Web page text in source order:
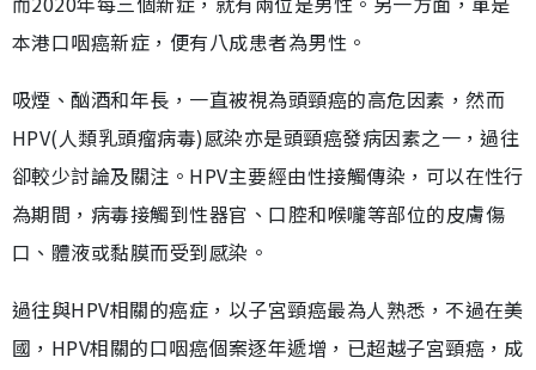
本港口咽癌新症，便有八成患者為男性。
吸煙、酗酒和年長，一直被視為頭頸癌的高危因素，然而
HPV(人類乳頭瘤病毒)感染亦是頭頸癌發病因素之一，過往
卻較少討論及關注。HPV主要經由性接觸傳染，可以在性行
為期間，病毒接觸到性器官、口腔和喉嚨等部位的皮膚傷
口、體液或黏膜而受到感染。
過往與HPV相關的癌症，以子宮頸癌最為人熟悉，不過在美
國，HPV相關的口咽癌個案逐年遞增，已超越子宮頸癌，成